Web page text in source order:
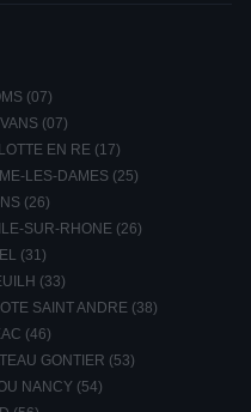
(07)
(07)
EN RE (17)
LES-DAMES (25)
(26)
SUR-RHONE (26)
(31)
(33)
SAINT ANDRE (38)
(46)
GONTIER (53)
NANCY (54)